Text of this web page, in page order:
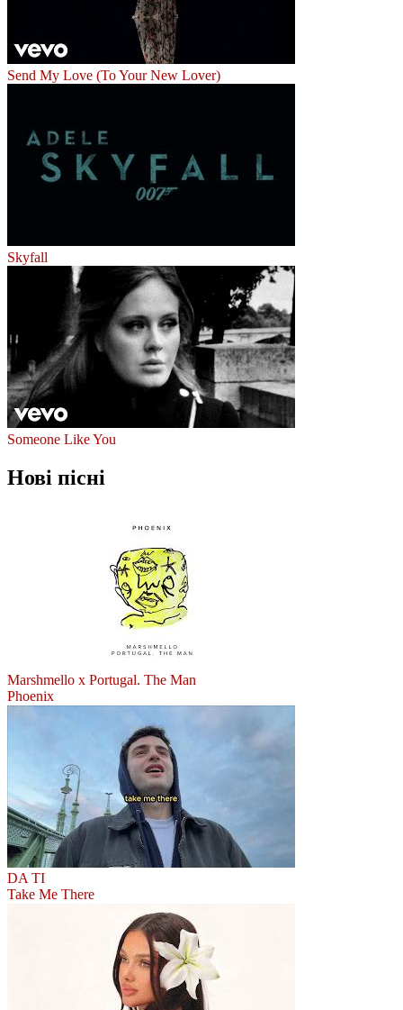
Send My Love (To Your New Lover)
Skyfall
Someone Like You
Нові пісні
Marshmello x Portugal. The Man
Phoenix
DA TI
Take Me There